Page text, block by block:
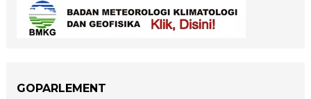
GOPARLEMENT